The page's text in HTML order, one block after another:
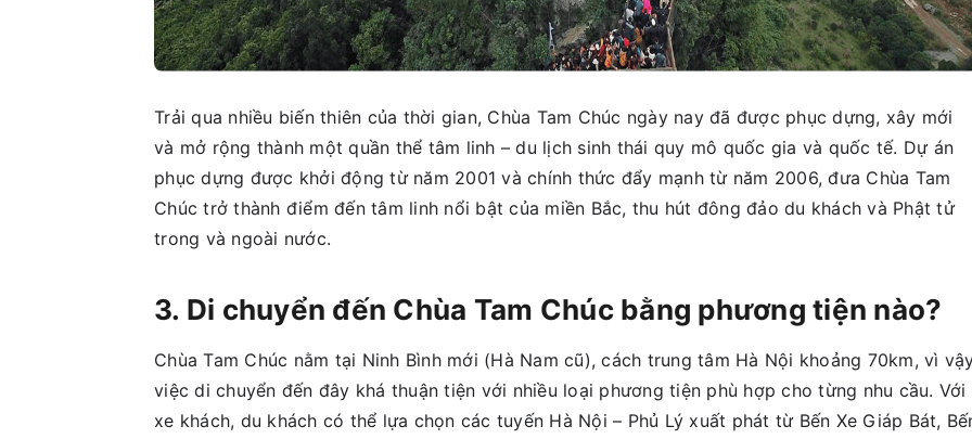
Trải qua nhiều biến thiên của thời gian, Chùa Tam Chúc ngày nay đã được phục dựng, xây mới
và mở rộng thành một quần thể tâm linh – du lịch sinh thái quy mô quốc gia và quốc tế. Dự án
phục dựng được khởi động từ năm 2001 và chính thức đẩy mạnh từ năm 2006, đưa Chùa Tam
Chúc trở thành điểm đến tâm linh nổi bật của miền Bắc, thu hút đông đảo du khách và Phật tử
trong và ngoài nước.
3. Di chuyển đến Chùa Tam Chúc bằng phương tiện nào?
Chùa Tam Chúc nằm tại Ninh Bình mới (Hà Nam cũ), cách trung tâm Hà Nội khoảng 70km, vì
việc di chuyển đến đây khá thuận tiện với nhiều loại phương tiện phù hợp cho từng nhu cầu. Với
xe khách, du khách có thể lựa chọn các tuyến Hà Nội – Phủ Lý xuất phát từ Bến Xe Giáp Bát,